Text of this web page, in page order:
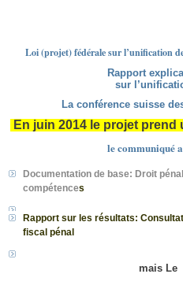
Loi (projet) fédérale sur l’unification
Rapport
sur
La conférence suisse
En juin 2014 le projet
le communiqué
Documentation de base: Droit
compétences
Rapport sur les résultats:
fiscal pénal
mais Le